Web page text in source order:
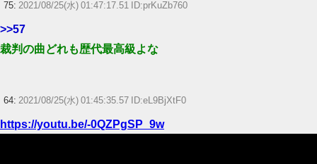
75: 2021/08/25(水) 01:47:17.51 ID:prKuZb760
>>57
裁判の曲どれも歴代最高級よな
64: 2021/08/25(水) 01:45:35.57 ID:eL9BjXtF0
https://youtu.be/-0QZPgSP_9w